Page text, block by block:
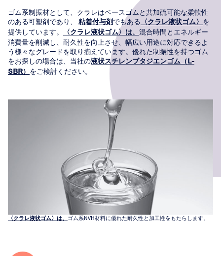
ゴム系制振材として、クラレはベースゴムと共加硫可能な柔軟性
のある可塑剤であり、
粘着付与剤でもある 〈クラレ液状ゴム〉 を
提供しています。
〈クラレ液状ゴム〉は、 混合時間とエネルギー
消費量を削減し、耐久性を向上させ、幅広い用途に対応できるよ
う様々なグレードを取り揃えています。優れた制振性を持つゴム
をお探しの場合は、当社の液状スチレンブタジエンゴム（L-
SBR） をご検討ください。
〈クラレ液状ゴム〉は、 ゴム系NVH材料に優れた耐久性と加工性をもたらします。